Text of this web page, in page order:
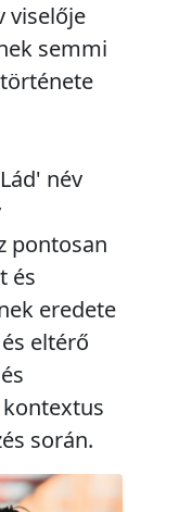
viselője
semmi
név
pontosan
és
eredete
eltérő
során.